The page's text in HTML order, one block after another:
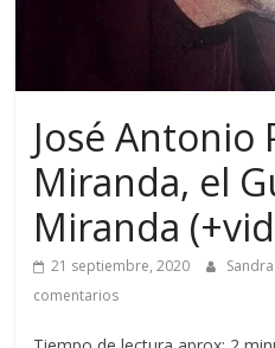
José Antonio
Miranda, el
Miranda
21 septiembre, 2020
comentarios